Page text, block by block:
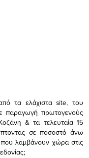
τα ελάχισταsite, του
παραγωγή πρωτογενούς
& τα τελευταία 15
σε ποσοστό άνω
λαμβάνουν χώρα στις